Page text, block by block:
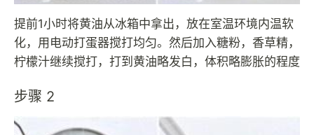
提前1小时将黄油从冰箱中拿出，放在室温环境内温软
化，用电动打蛋器搅打均匀。然后加入糖粉，香草精，
柠檬汁继续搅打，打到黄油略发白，体积略膨胀的程度
步骤 2